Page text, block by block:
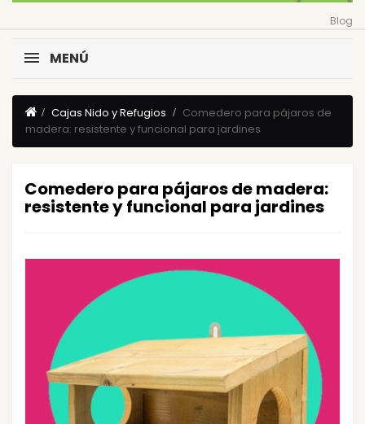
Blog
MENÚ
Cajas Nido y Refugios
Comedero para pájaros de
madera: resistente y funcional para jardines
Comedero para pájaros de madera:
resistente y funcional para jardines